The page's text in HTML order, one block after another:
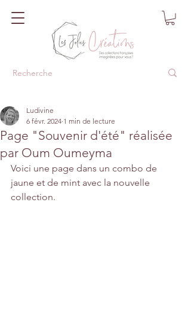
Page "Souvenir d'été" réalisée
par Oum Oumeyma
Ludivine
6 févr. 2024 1 min de lecture
Voici une page dans un combo de
jaune et de mint avec la nouvelle
collection.